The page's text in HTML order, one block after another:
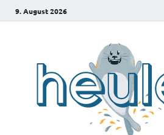
9. August 2026